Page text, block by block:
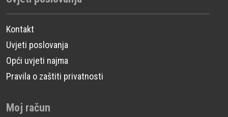
Kontakt
Uvjeti poslovanja
Opći uvjeti najma
Pravila o zaštiti privatnosti
Moj račun